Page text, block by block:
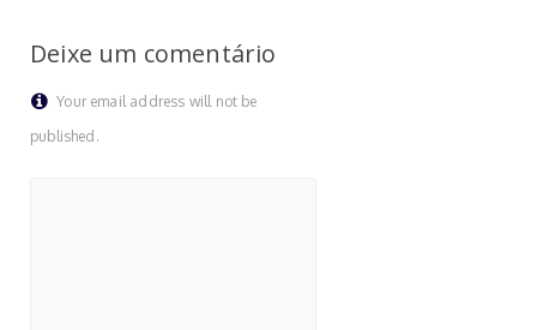
Deixe um comentário
Your email address will not be
published.